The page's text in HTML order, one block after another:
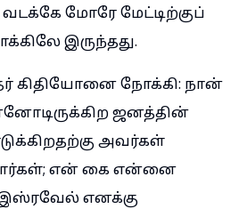
மோரே மேட்டிற்குப்
இருந்தது.
கிதியோனை நோக்கி: நான்
ஜனத்தின்
அவர்கள்
என் கை என்னை
இஸ்ரவேல் எனக்கு